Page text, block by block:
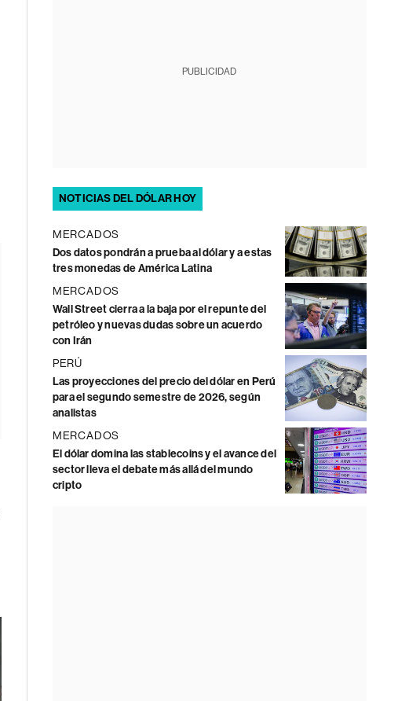
PUBLICIDAD
NOTICIAS DEL DÓLAR HOY
MERCADOS
Dos datos pondrán a prueba al dólar y a estas
tres monedas de América Latina
MERCADOS
Wall Street cierra a la baja por el repunte del
petróleo y nuevas dudas sobre un acuerdo
con Irán
PERÚ
Las proyecciones del precio del dólar en Perú
para el segundo semestre de 2026, según
analistas
MERCADOS
El dólar domina las stablecoins y el avance del
sector lleva el debate más allá del mundo
cripto